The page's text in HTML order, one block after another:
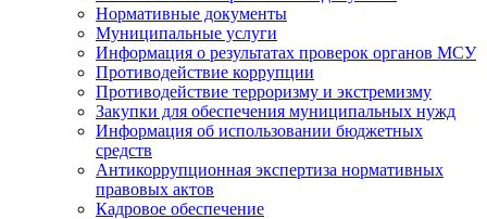
Нормативные документы
Муниципальные услуги
Информация о результатах проверок органов МСУ
Противодействие коррупции
Противодействие терроризму и экстремизму
Закупки для обеспечения муниципальных нужд
Информация об использовании бюджетных
средств
Антикоррупционная экспертиза нормативных
правовых актов
Кадровое обеспечение